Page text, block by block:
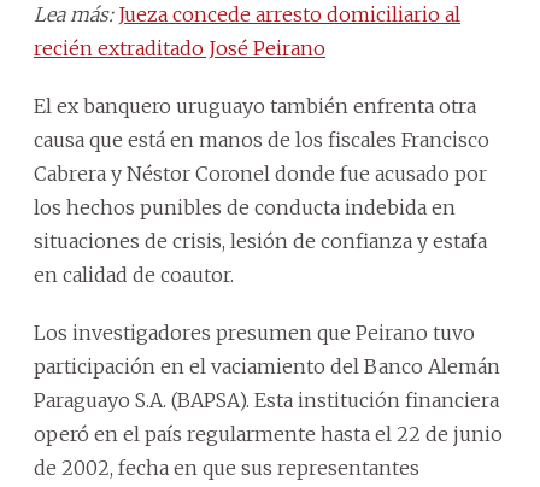
Lea más: Jueza concede arresto domiciliario al
recién extraditado José Peirano
El ex banquero uruguayo también enfrenta otra
causa que está en manos de los fiscales Francisco
Cabrera y Néstor Coronel donde fue acusado por
los hechos punibles de conducta indebida en
situaciones de crisis, lesión de confianza y estafa
en calidad de coautor.
Los investigadores presumen que Peirano tuvo
participación en el vaciamiento del Banco Alemán
Paraguayo S.A. (BAPSA). Esta institución financiera
operó en el país regularmente hasta el 22 de junio
de 2002, fecha en que sus representantes